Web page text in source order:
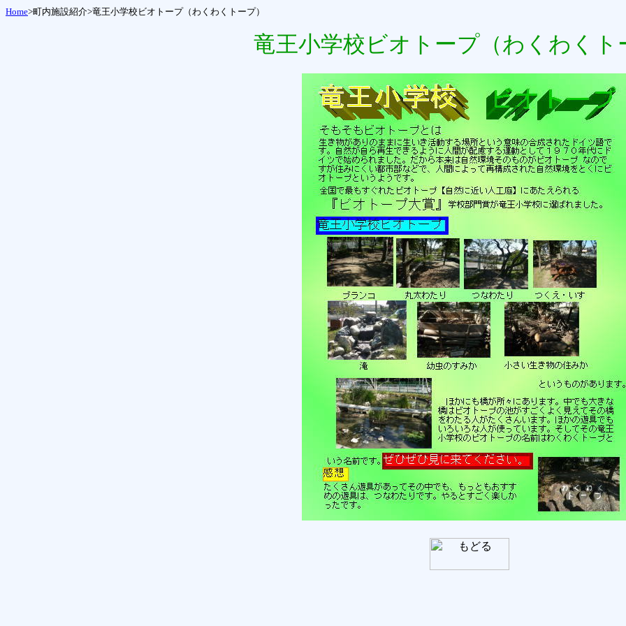
Home>町内施設紹介>竜王小学校ビオトープ（わくわくトープ）
竜王小学校ビオトープ（わくわくト